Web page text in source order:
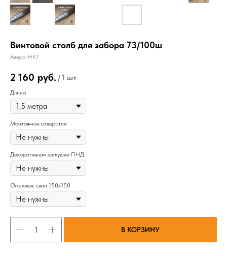
Винтовой столб для забора 73/100ш
Аверс-НКТ
2 160 руб. /1 шт
Длина
Монтажное отверстие
Декоративная заглушка ПНД
Оголовок сваи 150х150
В КОРЗИНУ